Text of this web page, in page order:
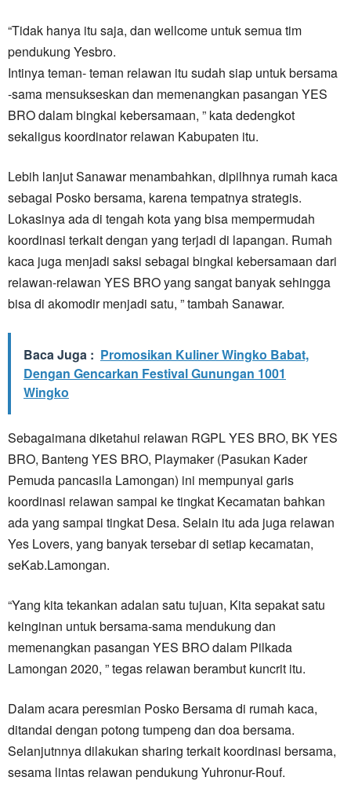
“Tidak hanya itu saja, dan wellcome untuk semua tim
pendukung Yesbro.
Intinya teman- teman relawan itu sudah siap untuk bersama
-sama mensukseskan dan memenangkan pasangan YES
BRO dalam bingkai kebersamaan, ” kata dedengkot
sekaligus koordinator relawan Kabupaten itu.
Lebih lanjut Sanawar menambahkan, dipilhnya rumah kaca
sebagai Posko bersama, karena tempatnya strategis.
Lokasinya ada di tengah kota yang bisa mempermudah
koordinasi terkait dengan yang terjadi di lapangan. Rumah
kaca juga menjadi saksi sebagai bingkai kebersamaan dari
relawan-relawan YES BRO yang sangat banyak sehingga
bisa di akomodir menjadi satu, ” tambah Sanawar.
Baca Juga : Promosikan Kuliner Wingko Babat,
Dengan Gencarkan Festival Gunungan 1001
Wingko
Sebagaimana diketahui relawan RGPL YES BRO, BK YES
BRO, Banteng YES BRO, Playmaker (Pasukan Kader
Pemuda pancasila Lamongan) ini mempunyai garis
koordinasi relawan sampai ke tingkat Kecamatan bahkan
ada yang sampai tingkat Desa. Selain itu ada juga relawan
Yes Lovers, yang banyak tersebar di setiap kecamatan,
seKab.Lamongan.
“Yang kita tekankan adalan satu tujuan, Kita sepakat satu
keinginan untuk bersama-sama mendukung dan
memenangkan pasangan YES BRO dalam Pilkada
Lamongan 2020, ” tegas relawan berambut kuncrit itu.
Dalam acara peresmian Posko Bersama di rumah kaca,
ditandai dengan potong tumpeng dan doa bersama.
Selanjutnnya dilakukan sharing terkait koordinasi bersama,
sesama lintas relawan pendukung Yuhronur-Rouf.